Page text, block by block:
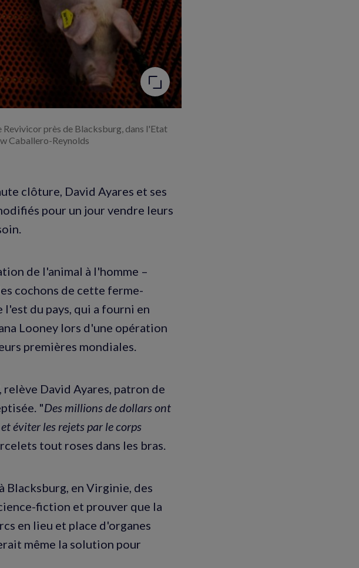
près de Blacksburg, dans l'Etat
Caballero-Reynolds
clôture, David Ayares et ses
pour un jour vendre leurs
de l'animal à l'homme –
cochons de cette ferme-
du pays, qui a fourni en
Looney lors d'une opération
premières mondiales.
relève David Ayares, patron de
"Des millions de dollars ont
éviter les rejets par le corps
tout roses dans les bras.
Blacksburg, en Virginie, des
fiction et prouver que la
en lieu et place d'organes
même la solution pour